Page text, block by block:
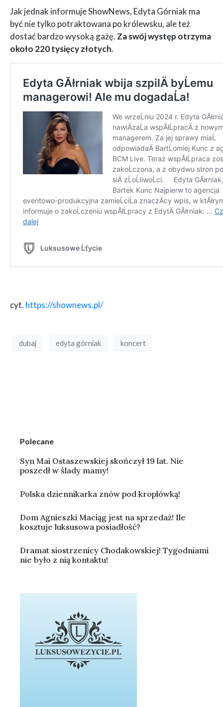
Jak jednak informuje ShowNews, Edyta Górniak ma
być nie tylko potraktowana po królewsku, ale też
dostać bardzo wysoką gażę. Za swój występ otrzyma
około 220 tysięcy złotych.
cyt. https://shownews.pl/
dubaj edyta górniak koncert
Polecane
Syn Mai Ostaszewskiej skończył 19 lat. Nie
poszedł w ślady mamy!
Polska dziennikarka znów pod kroplówką!
Dom Agnieszki Maciąg jest na sprzedaż! Ile
kosztuje luksusowa posiadłość?
Dramat siostrzenicy Chodakowskiej! Tygodniami
nie było z nią kontaktu!